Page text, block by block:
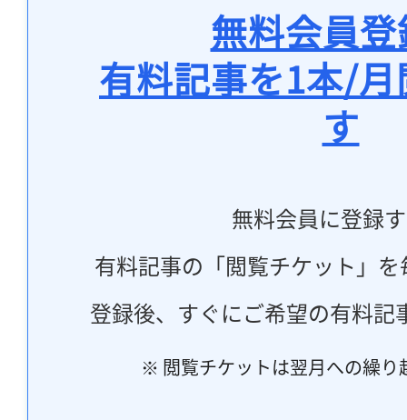
無料会員
有料記事を1本/
す
無料会員に登録
有料記事の「閲覧チケット」
登録後、すぐにご希望の有料記
※ 閲覧チケットは翌月への繰り